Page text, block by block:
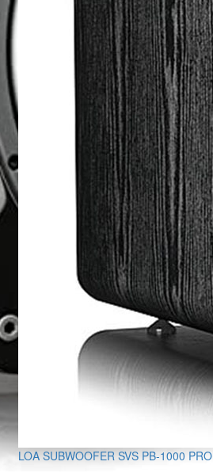
LOA SUBWOOFER SVS PB-1000 PRO